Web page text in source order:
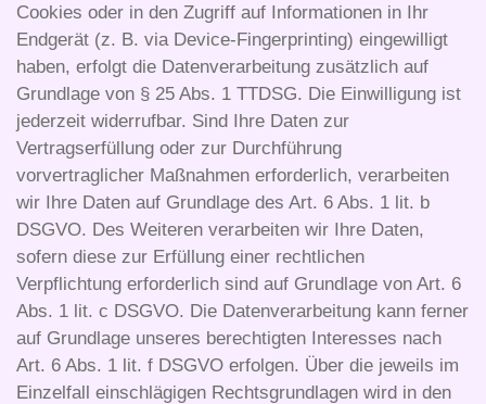
Cookies oder in den Zugriff auf Informationen in Ihr
Endgerät (z. B. via Device-Fingerprinting) eingewilligt
haben, erfolgt die Datenverarbeitung zusätzlich auf
Grundlage von § 25 Abs. 1 TTDSG. Die Einwilligung ist
jederzeit widerrufbar. Sind Ihre Daten zur
Vertragserfüllung oder zur Durchführung
vorvertraglicher Maßnahmen erforderlich, verarbeiten
wir Ihre Daten auf Grundlage des Art. 6 Abs. 1 lit. b
DSGVO. Des Weiteren verarbeiten wir Ihre Daten,
sofern diese zur Erfüllung einer rechtlichen
Verpflichtung erforderlich sind auf Grundlage von Art. 6
Abs. 1 lit. c DSGVO. Die Datenverarbeitung kann ferner
auf Grundlage unseres berechtigten Interesses nach
Art. 6 Abs. 1 lit. f DSGVO erfolgen. Über die jeweils im
Einzelfall einschlägigen Rechtsgrundlagen wird in den